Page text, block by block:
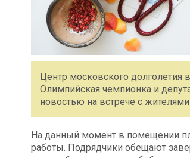
Центр московского долголетия
Олимпийская чемпионка и
новостью на встрече с жителями
На данный момент в помещении
работы. Подрядчики обещают